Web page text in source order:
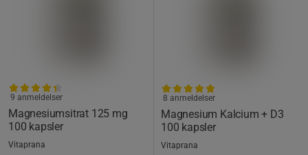
Magnesiumsitrat 125 mg
100 kapsler
9 anmeldelser
Vitaprana
Magnesium Kalcium + D3
100 kapsler
8 anmeldelser
Vitaprana